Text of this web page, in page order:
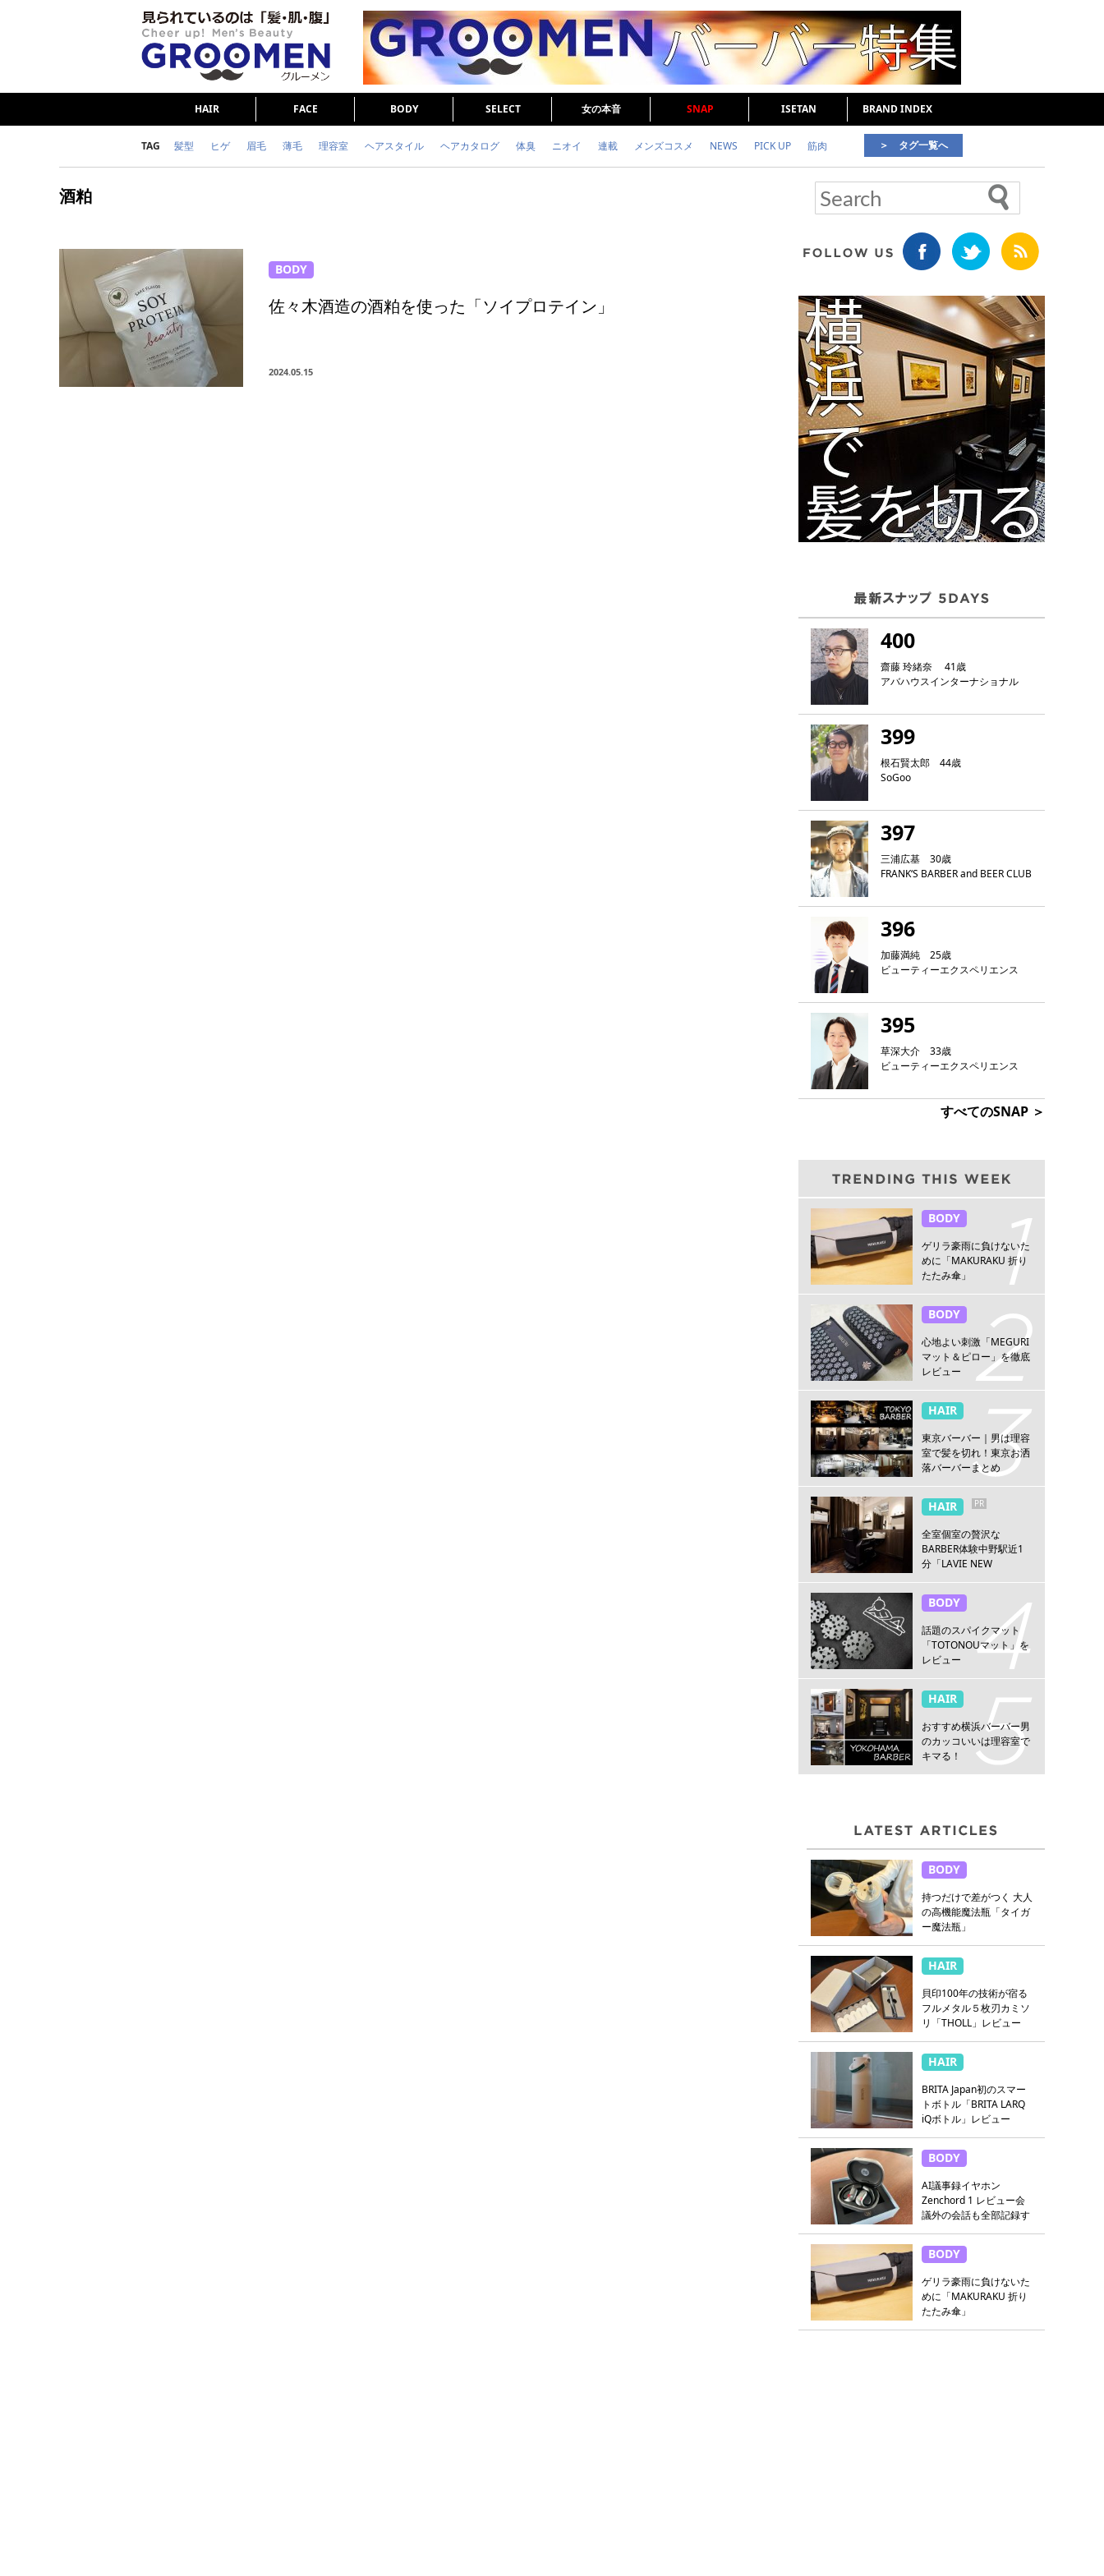
HAIR FACE BODY SELECT 女の本音 SNAP ISETAN BRAND INDEX
TAG 髪型 ヒゲ 眉毛 薄毛 理容室 ヘアスタイル ヘアカタログ 体臭 ニオイ 連載 メンズコスメ NEWS PICK UP 筋肉
頭皮ケア
＞ タグ一覧へ
酒粕
BODY
佐々木酒造の酒粕を使った「ソイプロテイン」
2024.05.15
400
齋藤 玲緒奈 41歳
アバハウスインターナショナル
399
根石賢太郎 44歳
SoGoo
397
三浦広基 30歳
FRANK‘S BARBER and BEER CLUB
396
加藤満純 25歳
ビューティーエクスペリエンス
395
草深大介 33歳
ビューティーエクスペリエンス
すべてのSNAP ＞
BODY
ゲリラ豪雨に負けないた
めに「MAKURAKU 折り
たたみ傘」
BODY
心地よい刺激「MEGURI
マット＆ピロー」を徹底
レビュー
HAIR
東京バーバー｜男は理容
室で髪を切れ！東京お洒
落バーバーまとめ
HAIR PR
全室個室の贅沢な
BARBER体験中野駅近1
分「LAVIE NEW
野」
BODY
話題のスパイクマット
「TOTONOUマット」を
レビュー
HAIR
おすすめ横浜バーバー男
のカッコいいは理容室で
キマる！
BODY
持つだけで差がつく 大人
の高機能魔法瓶「タイガ
ー魔法瓶」
HAIR
貝印100年の技術が宿る
フルメタル５枚刃カミソ
リ「THOLL」レビュー
HAIR
BRITA Japan初のスマー
トボトル「BRITA LARQ
iQボトル」レビュー
BODY
AI議事録イヤホン
Zenchord 1 レビュー会
議外の会話も全部記録す
BODY
ゲリラ豪雨に負けないた
めに「MAKURAKU 折り
たたみ傘」